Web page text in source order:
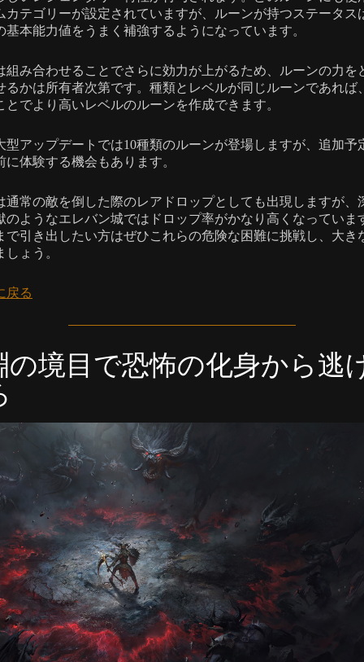
カテゴリーが設定されていますが、ルーンが持つステータス
基本能力値をうまく補強するようになっています。
組み合わせることでさらに効力が上がるため、ルーンの力を
るかは所有者次第です。種類とレベルが同じルーンであれば
とでより高いレベルのルーンを作成できます。
型アップデートでは10種類のルーンが登場しますが、追加予
に体験する機会もあります。
通常の敵を倒した際のレアドロップとしても出現しますが、
のようなエレバン城ではドロップ率がかなり高くなっていま
で引き出したい方はぜひこれらの危険な困難に挑戦し、大き
ょう。
戻る
の境目で恐怖の化身から逃